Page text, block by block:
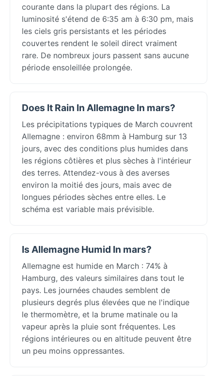
courante dans la plupart des régions. La
luminosité s'étend de 6:35 am à 6:30 pm, mais
les ciels gris persistants et les périodes
couvertes rendent le soleil direct vraiment
rare. De nombreux jours passent sans aucune
période ensoleillée prolongée.
Does It Rain In Allemagne In mars?
Les précipitations typiques de March couvrent
Allemagne : environ 68mm à Hamburg sur 13
jours, avec des conditions plus humides dans
les régions côtières et plus sèches à l'intérieur
des terres. Attendez-vous à des averses
environ la moitié des jours, mais avec de
longues périodes sèches entre elles. Le
schéma est variable mais prévisible.
Is Allemagne Humid In mars?
Allemagne est humide en March : 74% à
Hamburg, des valeurs similaires dans tout le
pays. Les journées chaudes semblent de
plusieurs degrés plus élevées que ne l'indique
le thermomètre, et la brume matinale ou la
vapeur après la pluie sont fréquentes. Les
régions intérieures ou en altitude peuvent être
un peu moins oppressantes.